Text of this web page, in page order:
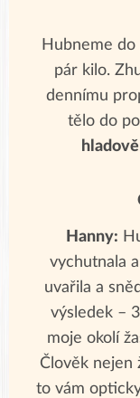
Hubneme
pár kilo.
dennímu
tělo do
Hanny:
vychutnala
uvařila a
výsledek –
moje okolí
Člověk nejen
to vám